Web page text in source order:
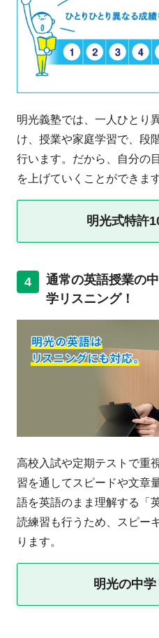
明光義塾では、一人ひとり
け、授業や家庭学習で、段
行います。だから、自分の
を上げていくことができます
明光式特許
4
通常の英語授業の
学リスニング！
高校入試や定期テストで重
習を通してスピードや文章
語を英語のまま理解する「
読練習も行うため、スピー
ります。
明光の中